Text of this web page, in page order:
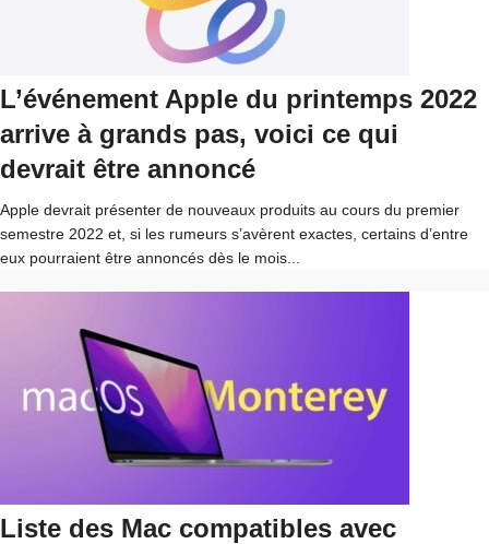
L’événement Apple du printemps 2022
arrive à grands pas, voici ce qui
devrait être annoncé
Apple devrait présenter de nouveaux produits au cours du premier
semestre 2022 et, si les rumeurs s’avèrent exactes, certains d’entre
eux pourraient être annoncés dès le mois...
Liste des Mac compatibles avec